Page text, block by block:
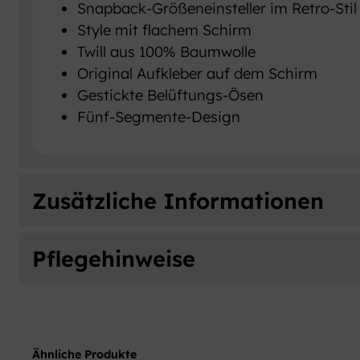
Snapback-Größeneinsteller im Retro-Stil
Style mit flachem Schirm
Twill aus 100% Baumwolle
Original Aufkleber auf dem Schirm
Gestickte Belüftungs-Ösen
Fünf-Segmente-Design
Zusätzliche Informationen
Pflegehinweise
Ähnliche Produkte